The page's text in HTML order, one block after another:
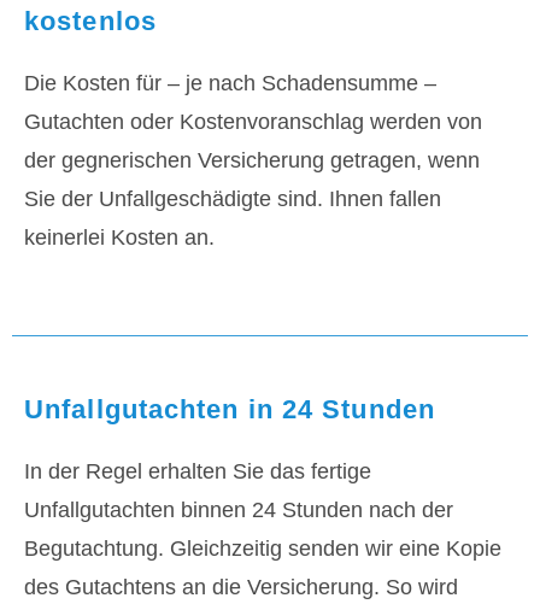
kostenlos
Die Kosten für – je nach Schadensumme –
Gutachten oder Kostenvoranschlag werden von
der gegnerischen Versicherung getragen, wenn
Sie der Unfallgeschädigte sind. Ihnen fallen
keinerlei Kosten an.
Unfallgutachten in 24 Stunden
In der Regel erhalten Sie das fertige
Unfallgutachten binnen 24 Stunden nach der
Begutachtung. Gleichzeitig senden wir eine Kopie
des Gutachtens an die Versicherung. So wird